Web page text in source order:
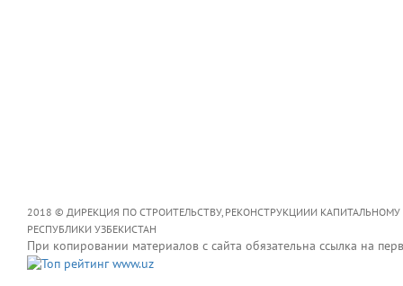
2018 © ДИРЕКЦИЯ ПО СТРОИТЕЛЬСТВУ, РЕКОНСТРУКЦИИИ
РЕСПУБЛИКИ УЗБЕКИСТАН
При копировании материалов с сайта обязательна ссылка на